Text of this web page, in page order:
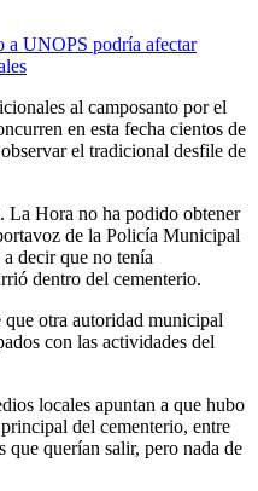
a UNOPS podría afectar
al camposanto por el
en esta fecha cientos de
el tradicional desfile de
La Hora no ha podido obtener
de la Policía Municipal
decir que no tenía
dentro del cementerio.
otra autoridad municipal
con las actividades del
locales apuntan a que hubo
del cementerio, entre
que querían salir, pero nada de